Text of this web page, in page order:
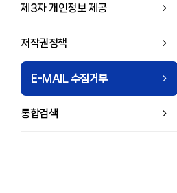
제3자 개인정보 제공
저작권정책
E-MAIL 수집거부
통합검색